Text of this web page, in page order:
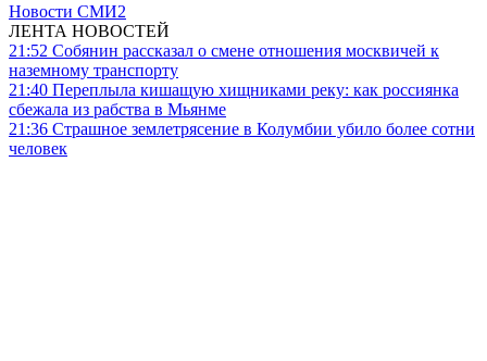
Новости СМИ2
ЛЕНТА НОВОСТЕЙ
21:52 Собянин рассказал о смене отношения москвичей к
наземному транспорту
21:40 Переплыла кишащую хищниками реку: как россиянка
сбежала из рабства в Мьянме
21:36 Страшное землетрясение в Колумбии убило более сотни
человек